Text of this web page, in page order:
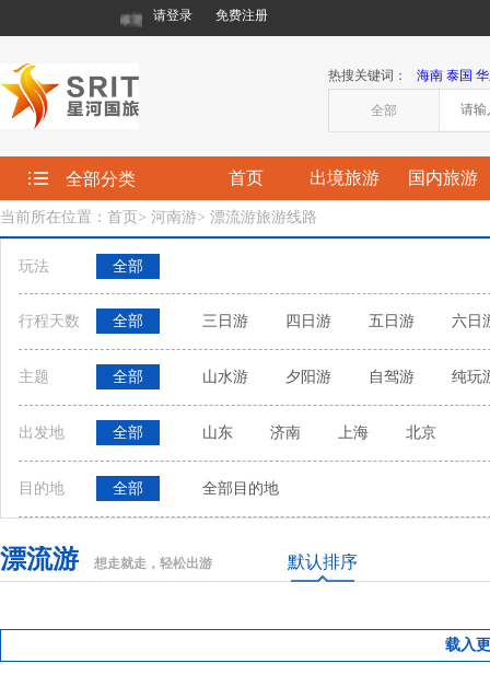
欢迎您来到星河国际旅行社有限责任公司!
请登录 免费注册
热搜关键词： 海南 泰国
全部
全部分类 首页 出境旅游 国内旅游
当前所在位置：首页 > 河南游> 漂流游旅游线路
玩法 全部
行程天数 全部 三日游 四日游 五日游 六日
主题 全部 山水游 夕阳游 自驾游 纯玩
出发地 全部 山东 济南 上海 北京
目的地 全部 全部目的地
漂流游 想走就走，轻松出游 默认排序
载入